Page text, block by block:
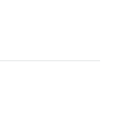
dass Sie
hoffen, Sie
zu